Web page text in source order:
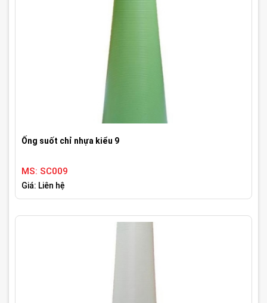
Ống suốt chỉ nhựa kiểu 9
MS: SC009
Giá: Liên hệ